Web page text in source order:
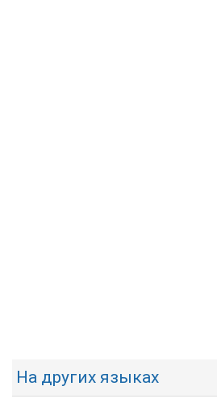
На других языках